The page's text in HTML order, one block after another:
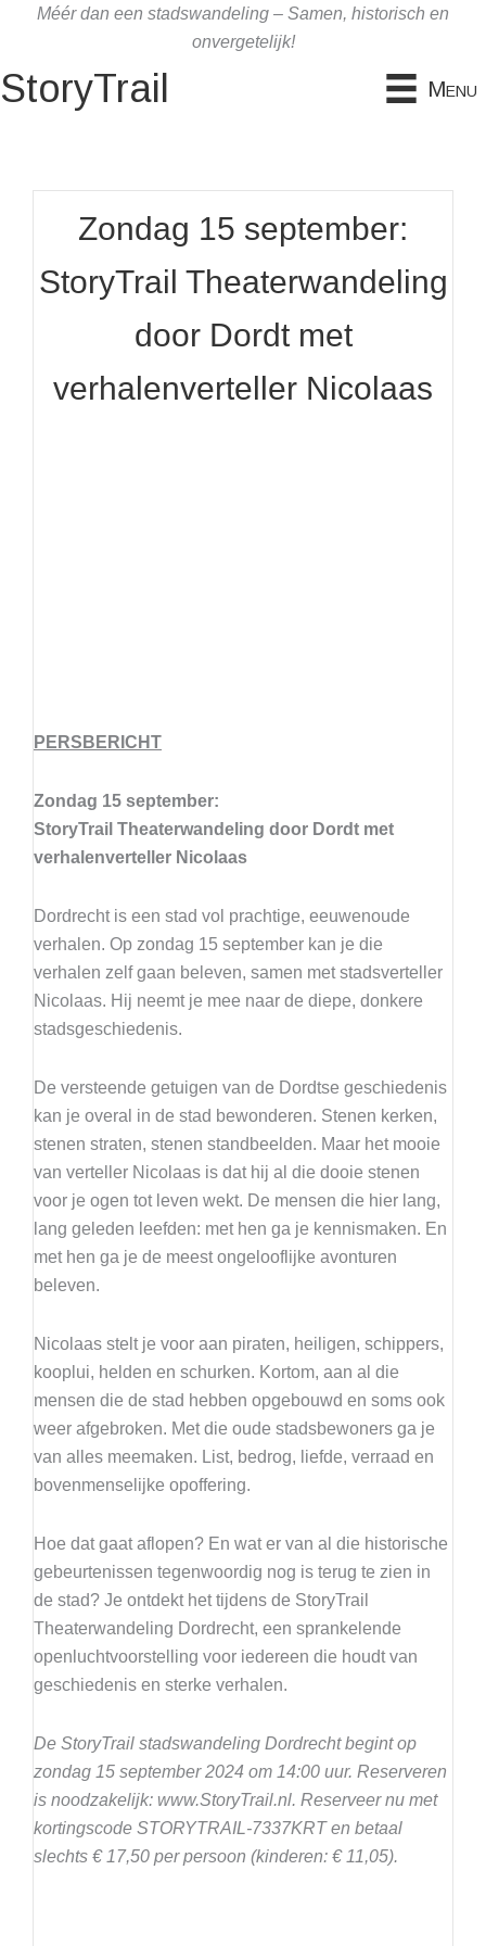
inhoud
Méér dan een stadswandeling – Samen, historisch en
onvergetelijk!
StoryTrail Menu
Zondag 15 september:
StoryTrail Theaterwandeling
door Dordt met
verhalenverteller Nicolaas
PERSBERICHT
Zondag 15 september:
StoryTrail Theaterwandeling door Dordt met
verhalenverteller Nicolaas
Dordrecht is een stad vol prachtige, eeuwenoude
verhalen. Op zondag 15 september kan je die
verhalen zelf gaan beleven, samen met stadsverteller
Nicolaas. Hij neemt je mee naar de diepe, donkere
stadsgeschiedenis.
De versteende getuigen van de Dordtse geschiedenis
kan je overal in de stad bewonderen. Stenen kerken,
stenen straten, stenen standbeelden. Maar het mooie
van verteller Nicolaas is dat hij al die dooie stenen
voor je ogen tot leven wekt. De mensen die hier lang,
lang geleden leefden: met hen ga je kennismaken. En
met hen ga je de meest ongelooflijke avonturen
beleven.
Nicolaas stelt je voor aan piraten, heiligen, schippers,
kooplui, helden en schurken. Kortom, aan al die
mensen die de stad hebben opgebouwd en soms ook
weer afgebroken. Met die oude stadsbewoners ga je
van alles meemaken. List, bedrog, liefde, verraad en
bovenmenselijke opoffering.
Hoe dat gaat aflopen? En wat er van al die historische
gebeurtenissen tegenwoordig nog is terug te zien in
de stad? Je ontdekt het tijdens de StoryTrail
Theaterwandeling Dordrecht, een sprankelende
openluchtvoorstelling voor iedereen die houdt van
geschiedenis en sterke verhalen.
De StoryTrail stadswandeling Dordrecht begint op
zondag 15 september 2024 om 14:00 uur. Reserveren
is noodzakelijk: www.StoryTrail.nl. Reserveer nu met
kortingscode STORYTRAIL-7337KRT en betaal
slechts € 17,50 per persoon (kinderen: € 11,05).